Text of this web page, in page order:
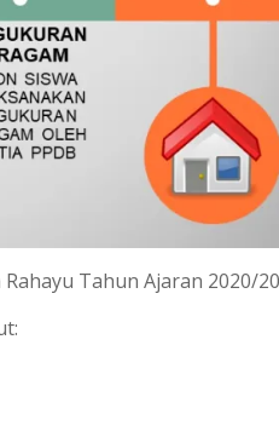
Tahun Ajaran 2020/